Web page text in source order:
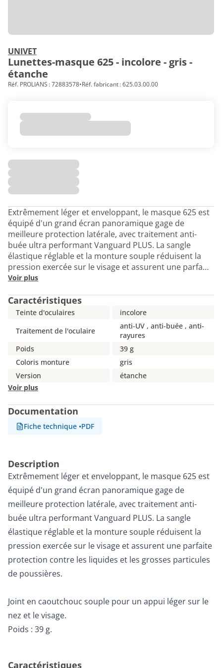
UNIVET
Lunettes-masque 625 - incolore - gris -
étanche
Réf. PROLIANS : 72883578•Réf. fabricant : 625.03.00.00
Extrêmement léger et enveloppant, le masque 625 est
équipé d'un grand écran panoramique gage de
meilleure protection latérale, avec traitement anti-
buée ultra performant Vanguard PLUS. La sangle
élastique réglable et la monture souple réduisent la
pression exercée sur le visage et assurent une parfa…
Voir plus
Caractéristiques
Teinte d'oculaires
incolore
Traitement de l'oculaire
anti-UV , anti-buée , anti-
rayures
Poids
39 g
Coloris monture
gris
Version
étanche
Voir plus
Documentation
Fiche technique •PDF
Description
Extrêmement léger et enveloppant, le masque 625 est
équipé d'un grand écran panoramique gage de
meilleure protection latérale, avec traitement anti-
buée ultra performant Vanguard PLUS. La sangle
élastique réglable et la monture souple réduisent la
pression exercée sur le visage et assurent une parfaite
protection contre les liquides et les grosses particules
de poussières.
Joint en caoutchouc souple pour un appui léger sur le
nez et le visage.
Poids : 39 g.
Caractéristiques